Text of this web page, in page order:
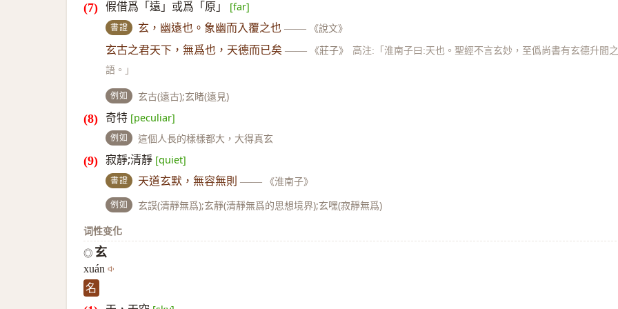
假借爲「遠」或爲「原」 [far]
書證 玄，幽遠也。象幽而入覆之也 —— 《說文》
玄古之君天下，無爲也，天德而已矣 —— 《莊子》
高注:「淮南子曰:天也。聖經不言玄妙，至僞尚書有玄德升間之
語。」
例如 玄古(遠古);玄睹(遠見)
奇特 [peculiar]
例如 這個人長的樣樣都大，大得真玄
寂靜;清靜 [quiet]
書證 天道玄默，無容無則 —— 《淮南子》
例如
玄謨(清靜無爲);玄靜(清靜無爲的思想境界);玄嘿(寂靜無爲)
词性变化
◎ 玄
xuán
名